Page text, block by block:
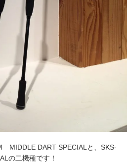
MIDDLE DART SPECIALと、SKS-
の二機種です！